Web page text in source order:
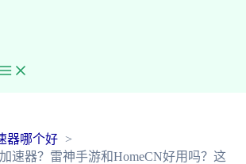
器哪个好
速器？雷神手游和HomeCN好用吗？这